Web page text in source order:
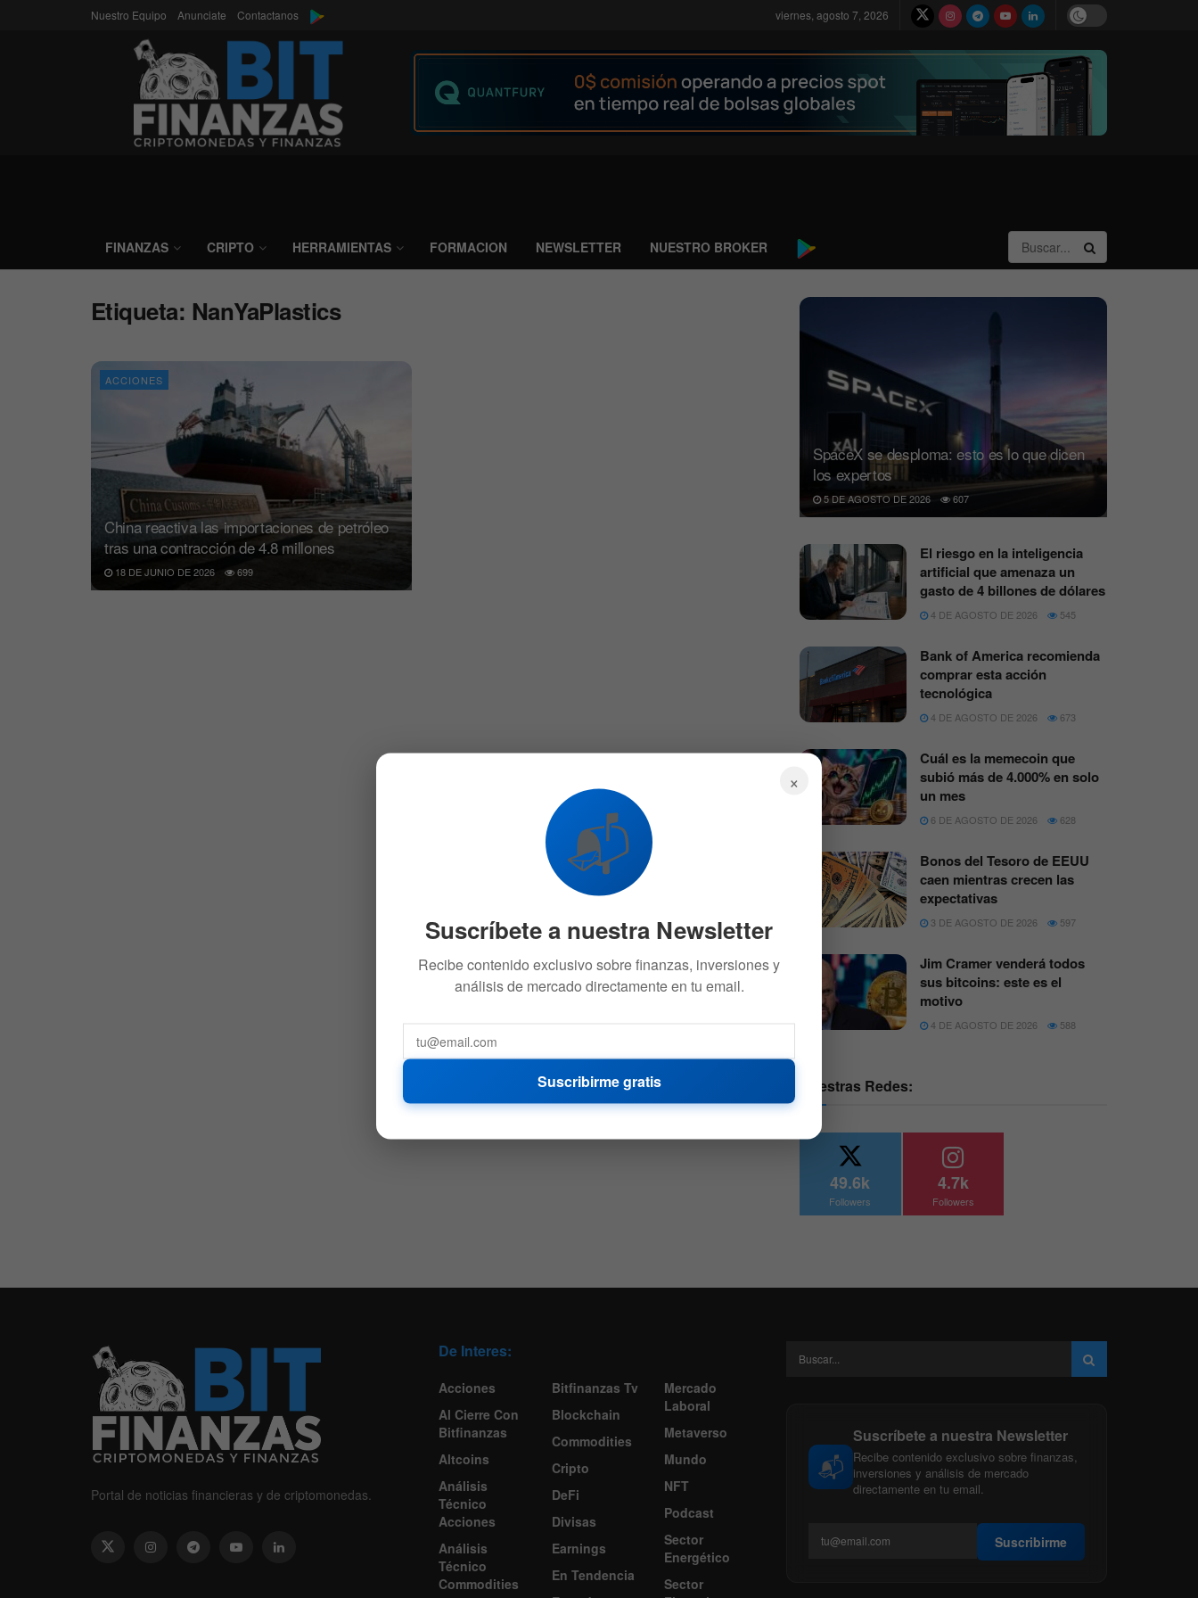
Nuestro Equipo Anunciate Contactanos viernes, agosto 7, 2026
FINANZAS CRIPTO HERRAMIENTAS FORMACION NEWSLETTER NUESTRO BROKER
Etiqueta: NanYaPlastics
ACCIONES
China reactiva las importaciones de petróleo
tras una contracción de 4.8 millones
18 DE JUNIO DE 2026 699
SpaceX se desploma: esto es lo que dicen
los expertos
5 DE AGOSTO DE 2026 607
El riesgo en la inteligencia
artificial que amenaza un
gasto de 4 billones de dólares
4 DE AGOSTO DE 2026 545
Bank of America recomienda
comprar esta acción
tecnológica
4 DE AGOSTO DE 2026 673
Cuál es la memecoin que
subió más de 4.000% en solo
un mes
6 DE AGOSTO DE 2026 628
Bonos del Tesoro de EEUU
caen mientras crecen las
expectativas
3 DE AGOSTO DE 2026 597
Jim Cramer venderá todos
sus bitcoins: este es el
motivo
4 DE AGOSTO DE 2026 588
Nuestras Redes:
49.6k
Followers
4.7k
Followers
Portal de noticias financieras y de criptomonedas.
De Interes:
Acciones
Al Cierre Con
Bitfinanzas
Altcoins
Análisis
Técnico
Acciones
Análisis
Técnico
Commodities
Bitfinanzas Tv
Blockchain
Commodities
Cripto
DeFi
Divisas
Earnings
En Tendencia
Mercado
Laboral
Metaverso
Mundo
NFT
Podcast
Sector
Energético
Sector
📬
Suscríbete a nuestra Newsletter
Recibe contenido exclusivo sobre finanzas,
inversiones y análisis de mercado
directamente en tu email.
Suscribirme
×
📬
Suscríbete a nuestra Newsletter
Recibe contenido exclusivo sobre finanzas, inversiones y
análisis de mercado directamente en tu email.
Suscribirme gratis